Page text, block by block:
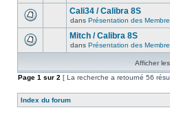
Cali34 / Calibra 8S
dans Présentation des
Mitch / Calibra 8S
dans Présentation des
Afficher
Page 1 sur 2 [ La recherche a retourné 56
Index du forum